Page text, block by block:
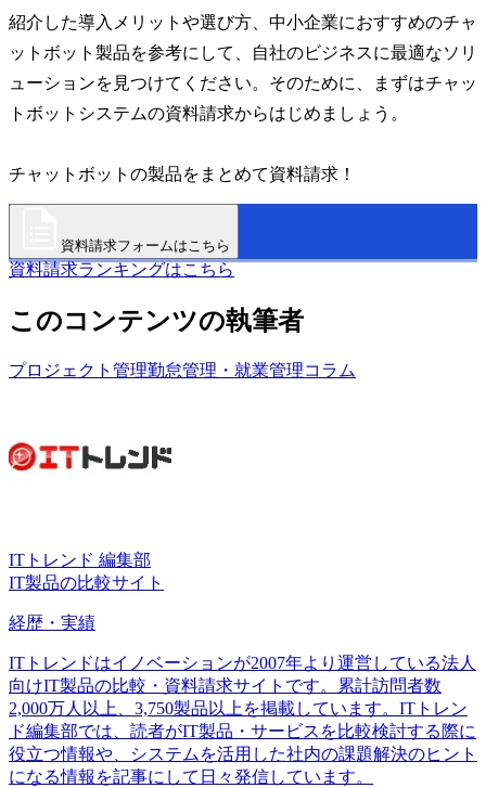
紹介した導入メリットや選び方、中小企業におすすめのチャ
ットボット製品を参考にして、自社のビジネスに最適なソリ
ューションを見つけてください。そのために、まずはチャッ
トボットシステムの資料請求からはじめましょう。
チャットボットの製品をまとめて資料請求！
資料請求フォームはこちら
資料請求ランキングはこちら
このコンテンツの執筆者
プロジェクト管理勤怠管理・就業管理コラム
ITトレンド 編集部
IT製品の比較サイト
経歴・実績
ITトレンドはイノベーションが2007年より運営している法人
向けIT製品の比較・資料請求サイトです。累計訪問者数
2,000万人以上、3,750製品以上を掲載しています。ITトレン
ド編集部では、読者がIT製品・サービスを比較検討する際に
役立つ情報や、システムを活用した社内の課題解決のヒント
になる情報を記事にして日々発信しています。